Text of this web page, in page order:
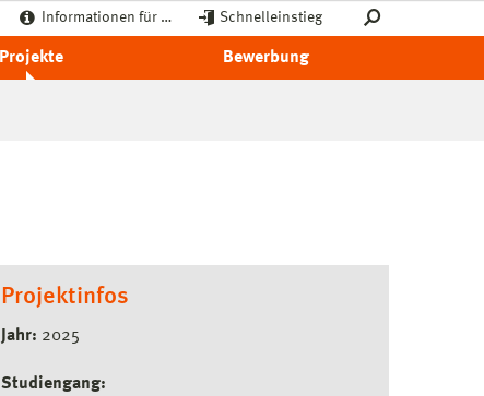
Informationen für … Schnelleinstieg
Projekte Bewerbung
Projektinfos
Jahr: 2025
Studiengang: